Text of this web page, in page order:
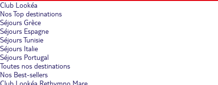
Club Lookéa
Nos Top destinations
Séjours Grèce
Séjours Espagne
Séjours Tunisie
Séjours Italie
Séjours Portugal
Toutes nos destinations
Nos Best-sellers